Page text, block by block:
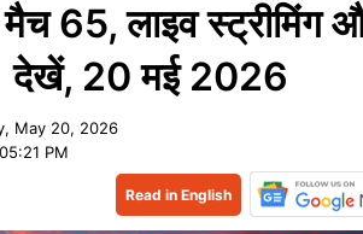
65, लाइव स्ट्रीमिंग
देखें, 20 मई 2026
May 20, 2026
PM
Read in English